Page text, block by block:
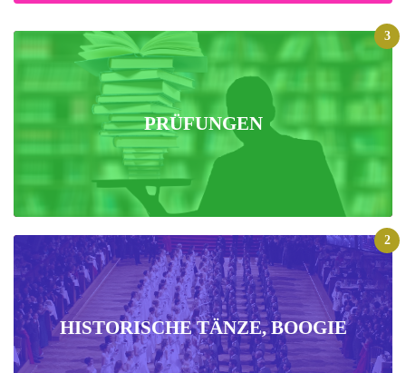
PRÜFUNGEN
3
HISTORISCHE TÄNZE, BOOGIE
2